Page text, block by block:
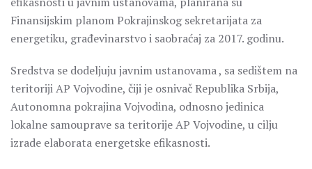
Finansijskim planom Pokrajinskog sekretarijata za
energetiku, građevinarstvo i saobraćaj za 2017. godinu.
Sredstva se dodeljuju javnim ustanovama , sa sedištem na
teritoriji AP Vojvodine, čiji je osnivač Republika Srbija,
Autonomna pokrajina Vojvodina, odnosno jedinica
lokalne samouprave sa teritorije AP Vojvodine, u cilju
izrade elaborata energetske efikasnosti.